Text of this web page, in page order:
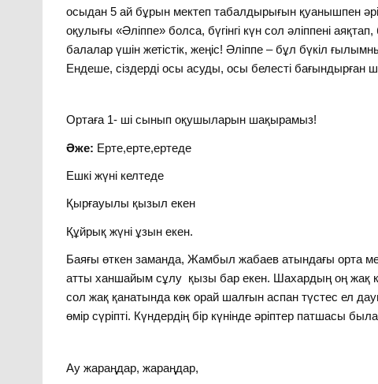
осыдан 5 ай бұрын мектеп табалдырығын қуанышпен
оқулығы «Әліппе» болса, бүгінгі күн сол әліппені
балалар үшін жетістік, жеңіс! Әліппе – бұл бүкіл
Ендеше, сіздерді осы асуды, осы белесті бағындырған
Ортаға 1- ші сынып оқушыларын шақырамыз!
Әже: Ерте,ерте,ертеде
Ешкі жүні келтеде
Қырғауылы қызыл екен
Құйрық жүні ұзын екен.
Баяғы өткен заманда, Жамбыл жабаев атындағы орта
атты ханшайым сұлу қызы бар екен. Шахардың оң жақ
сол жақ қанатында көк орай шалғын аспан түстес ел
өмір сүріпті. Күндердің бір күнінде әріптер патшасы
Ау жараңдар, жараңдар,